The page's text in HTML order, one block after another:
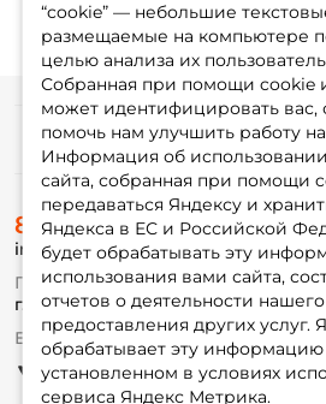
“cookie” — небольшие
размещаемые на компьютере
целью анализа их
Собранная при помощи cookie
может идентифицировать вас,
помочь нам улучшить работу
Информация об
сайта, собранная при помощи
передаваться Яндексу и
Яндекса в ЕС и Российской
будет обрабатывать эту
использования вами сайта,
отчетов о деятельности
предоставления других услуг.
обрабатывает эту информацию
установленном в условиях
сервиса Яндекс Метрика.
Информация
О
Доставка
Оплата
Fox-bonus
Гуру
Партнерская
8 (495) 532-77-88
info@foxfishing.ru
По вопросам с заказом
г. Москва, ул. Плеханова д.7
Ежедневно 10:00 до 20:00